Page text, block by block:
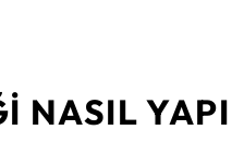
NASIL